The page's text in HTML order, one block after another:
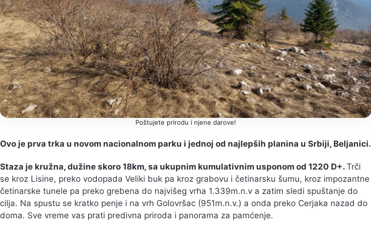
Poštujete prirodu i njene darove!
Ovo je prva trka u novom nacionalnom parku i jednoj od najlepših planina u Srbiji, Beljanici.
Staza je kružna, dužine skoro 18km, sa ukupnim kumulativnim usponom od 1220 D+. Trči
se kroz Lisine, preko vodopada Veliki buk pa kroz grabovu i četinarsku šumu, kroz impozantne
četinarske tunele pa preko grebena do najvišeg vrha 1.339m.n.v a zatim sledi spuštanje do
cilja. Na spustu se kratko penje i na vrh Golovršac (951m.n.v.) a onda preko Cerjaka nazad do
doma. Sve vreme vas prati predivna priroda i panorama za pamćenje.